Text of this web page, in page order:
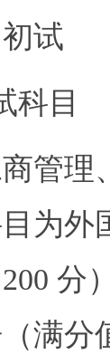
初试
科目
管理
为外
200 分
满分